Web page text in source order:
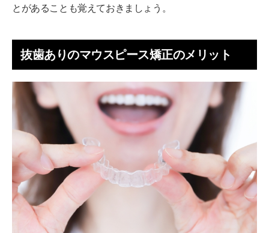
とがあることも覚えておきましょう。
抜歯ありのマウスピース矯正のメリット